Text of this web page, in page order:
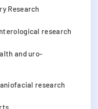
Research
research
and uro-
research